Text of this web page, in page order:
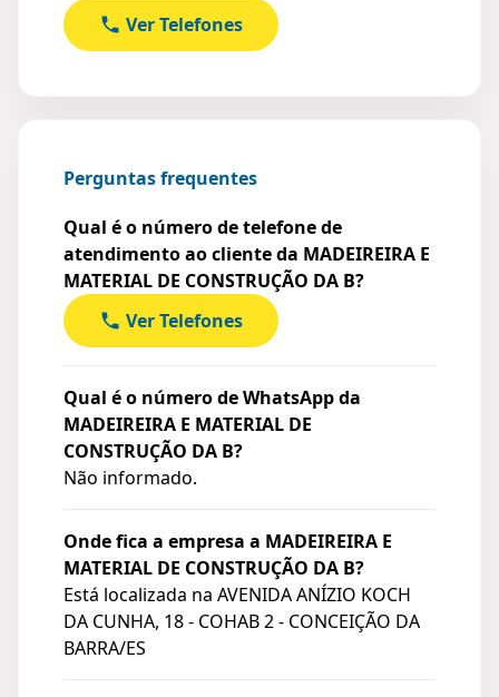
Ver Telefones
Perguntas frequentes
Qual é o número de telefone de
atendimento ao cliente da MADEIREIRA E
MATERIAL DE CONSTRUÇÃO DA B?
Ver Telefones
Qual é o número de WhatsApp da
MADEIREIRA E MATERIAL DE
CONSTRUÇÃO DA B?
Não informado.
Onde fica a empresa a MADEIREIRA E
MATERIAL DE CONSTRUÇÃO DA B?
Está localizada na AVENIDA ANÍZIO KOCH
DA CUNHA, 18 - COHAB 2 - CONCEIÇÃO DA
BARRA/ES